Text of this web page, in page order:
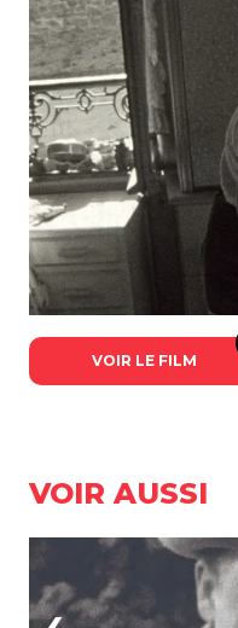
VOIR LE FILM
VOIR AUSSI